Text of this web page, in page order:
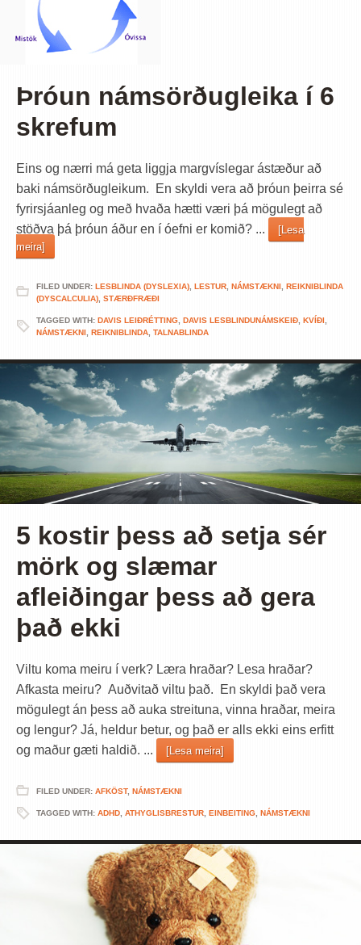
Þróun námsörðugleika í 6
skrefum
Eins og nærri má geta liggja margvíslegar ástæður að
baki námsörðugleikum. En skyldi vera að þróun þeirra sé
fyrirsjáanleg og með hvaða hætti væri þá mögulegt að
stöðva þá þróun áður en í óefni er komið? ...
[Lesa
meira]
FILED UNDER: LESBLINDA (DYSLEXIA) LESTUR NÁMSTÆKNI REIKNIBLINDA
(DYSCALCULIA) STÆRÐFRÆÐI
TAGGED WITH: DAVIS LEIÐRÉTTING DAVIS LESBLINDUNÁMSKEIÐ KVÍÐI
NÁMSTÆKNI REIKNIBLINDA TALNABLINDA
5 kostir þess að setja sér
mörk og slæmar
afleiðingar þess að gera
það ekki
Viltu koma meiru í verk? Læra hraðar? Lesa hraðar?
Afkasta meiru? Auðvitað viltu það. En skyldi það vera
mögulegt án þess að auka streituna, vinna hraðar, meira
og lengur? Já, heldur betur, og það er alls ekki eins erfitt
og maður gæti haldið. ...
[Lesa meira]
FILED UNDER: AFKÖST, NÁMSTÆKNI
TAGGED WITH: ADHD ATHYGLISBRESTUR EINBEITING NÁMSTÆKNI